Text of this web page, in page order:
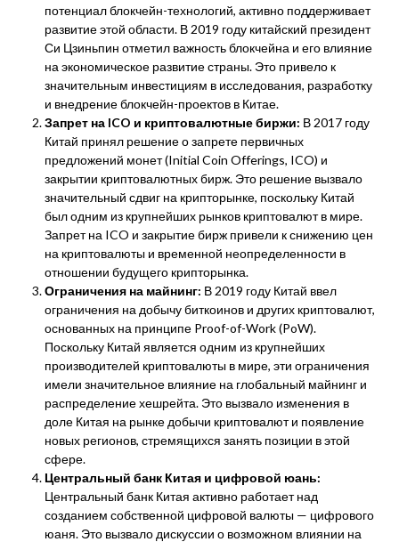
потенциал блокчейн-технологий, активно поддерживает
развитие этой области. В 2019 году китайский президент
Си Цзиньпин отметил важность блокчейна и его влияние
на экономическое развитие страны. Это привело к
значительным инвестициям в исследования, разработку
и внедрение блокчейн-проектов в Китае.
Запрет на ICO и криптовалютные биржи: В 2017 году
Китай принял решение о запрете первичных
предложений монет (Initial Coin Offerings, ICO) и
закрытии криптовалютных бирж. Это решение вызвало
значительный сдвиг на крипторынке, поскольку Китай
был одним из крупнейших рынков криптовалют в мире.
Запрет на ICO и закрытие бирж привели к снижению цен
на криптовалюты и временной неопределенности в
отношении будущего крипторынка.
Ограничения на майнинг: В 2019 году Китай ввел
ограничения на добычу биткоинов и других криптовалют,
основанных на принципе Proof-of-Work (PoW).
Поскольку Китай является одним из крупнейших
производителей криптовалюты в мире, эти ограничения
имели значительное влияние на глобальный майнинг и
распределение хешрейта. Это вызвало изменения в
доле Китая на рынке добычи криптовалют и появление
новых регионов, стремящихся занять позиции в этой
сфере.
Центральный банк Китая и цифровой юань:
Центральный банк Китая активно работает над
созданием собственной цифровой валюты — цифрового
юаня. Это вызвало дискуссии о возможном влиянии на